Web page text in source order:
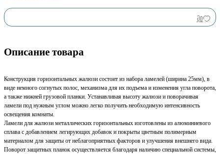
Описание товара
Конструкция горизонтальных жалюзи состоит из набора ламелей (ширина 25мм), в
виде немного согнутых полос, механизма для их подъема и изменения угла поворота,
а также нижней грузовой планки. Устанавливая высоту жалюзи и поворачивая
ламели под нужным углом можно легко получить необходимую интенсивность
освещения комнаты.
Ламели для жалюзи металлических горизонтальных изготовлены из алюминиевого
сплава с добавлением легирующих добавок и покрыты цветным полимерным
материалом для защиты от неблагоприятных факторов и улучшения внешнего вида.
Поворот защитных планок осуществляется благодаря наличию специальной системы,